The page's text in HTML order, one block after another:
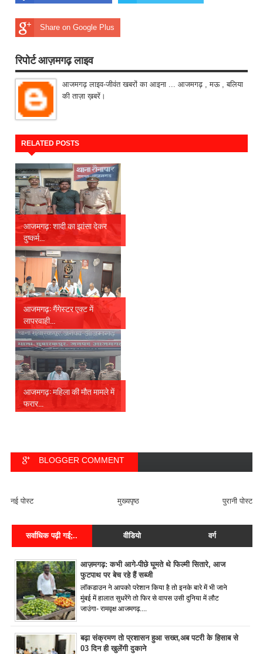
Share on Google Plus
रिपोर्ट आज़मगढ़ लाइव
आजमगढ़ लाइव-जीवंत खबरों का आइना ... आजमगढ़ , मऊ , बलिया
की ताज़ा ख़बरें।
RELATED POSTS
आजमगढ़: शादी का झांसा देकर
दुष्कर्म...
आजमगढ़: गैंगेस्टर एक्ट में
लापरवाही...
आजमगढ़: महिला की मौत मामले में
फरार...
BLOGGER COMMENT
नई पोस्ट पुरानी पोस्ट
मुख्यपृष्ठ
सर्वाधिक पढ़ी गई;.. वीडियो वर्ग
आज़मगढ़: कभी आगे-पीछे घूमते थे फिल्मी सितारे, आज
फुटपाथ पर बेच रहे हैं सब्जी
लॉकडाउन ने आपको परेशान किया है तो इनके बारे में भी जाने
मुंबई में हालात सुधरेंगे तो फिर से वापस उसी दुनिया में लौट
जाउंगा- रामवृक्ष आजमगढ़....
बढ़ा संक्रमण तो प्रशासन हुआ सख्त,अब पटरी के हिसाब से
03 दिन ही खुलेंगी दुकाने